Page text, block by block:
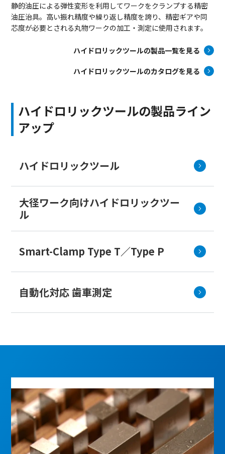
静的油圧による弾性変形を利用してワークをクランプする精密
油圧治具。高い振れ精度や繰り返し精度を誇り、精密ギアや同
芯度が必要とされる丸物ワークの加工・測定に使用されます。
ハイドロリックツールの製品一覧を見る
ハイドロリックツールのカタログを見る
ハイドロリックツールの製品ライン
アップ
ハイドロリックツール
大径ワーク向けハイドロリックツー
ル
Smart-Clamp Type T／Type P
自動化対応 歯車測定